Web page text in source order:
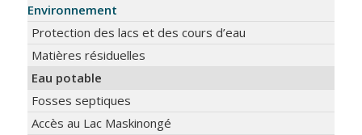
Environnement
Protection des lacs et des cours d’eau
Matières résiduelles
Eau potable
Fosses septiques
Accès au Lac Maskinongé